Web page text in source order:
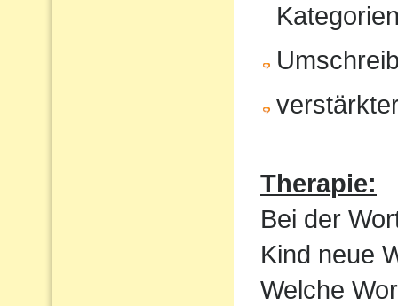
Therapie:
Bei der
Kind neue
Welche